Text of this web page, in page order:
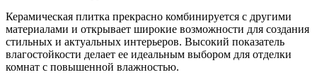
Керамическая плитка прекрасно комбинируется с другими
материалами и открывает широкие возможности для создания
стильных и актуальных интерьеров. Высокий показатель
влагостойкости делает ее идеальным выбором для отделки
комнат с повышенной влажностью.